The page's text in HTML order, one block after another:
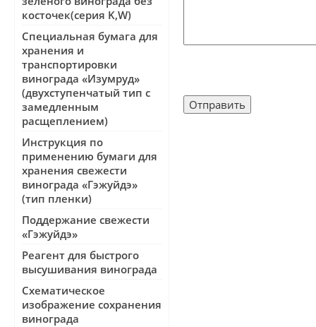
косточек(серия K,W)
Специальная бумага для
хранения и
транспортировки
винограда «Изумруд»
(двухступенчатый тип с
замедленным
расщеплением)
Инструкция по
применению бумаги для
хранения свежести
винограда «Гэжуйдэ»
(тип пленки)
Поддержание свежести
«Гэжуйдэ»
Реагент для быстрого
высушивания винограда
Cхематическое
изображение сохранения
винограда